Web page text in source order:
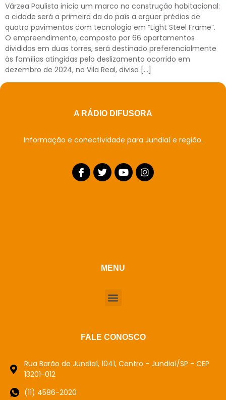
Várzea Paulista inicia um marco na construção habitacional:
a cidade será a primeira da do país a erguer prédios de
quatro pavimentos com tecnologia em “Light Steel Frame”.
O empreendimento, composto por 66 apartamentos
divididos em duas torres, será destinado preferencialmente
às famílias atingidas pelo deslizamento ocorrido em
dezembro de 2024, na Vila Real, divisa […]
A RÁDIO DIFUSORA
Informação e conectividade para Jundiaí e região.
MENU
FALE CONOSCO
Rua Barão de Jundiaí, 1041, Centro - Jundiaí/SP - CEP
13201-012
(11) 4586-2020